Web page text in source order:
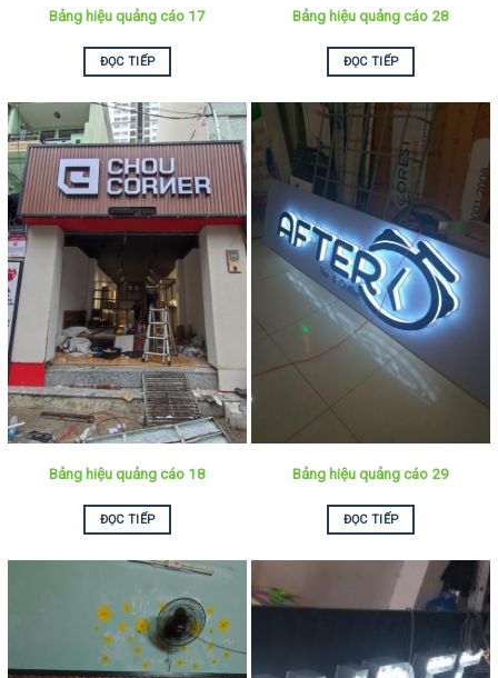
Bảng hiệu quảng cáo 17
ĐỌC TIẾP
Bảng hiệu quảng cáo 28
ĐỌC TIẾP
Bảng hiệu quảng cáo 18
ĐỌC TIẾP
Bảng hiệu quảng cáo 29
ĐỌC TIẾP